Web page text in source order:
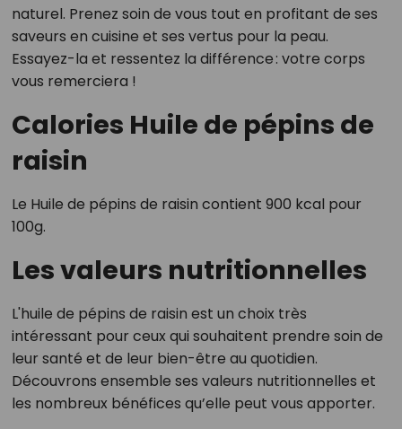
naturel. Prenez soin de vous tout en profitant de ses
saveurs en cuisine et ses vertus pour la peau.
Essayez-la et ressentez la différence : votre corps
vous remerciera !
Calories Huile de pépins de
raisin
Le Huile de pépins de raisin contient 900 kcal pour
100g.
Les valeurs nutritionnelles
L'huile de pépins de raisin est un choix très
intéressant pour ceux qui souhaitent prendre soin de
leur santé et de leur bien-être au quotidien.
Découvrons ensemble ses valeurs nutritionnelles et
les nombreux bénéfices qu’elle peut vous apporter.